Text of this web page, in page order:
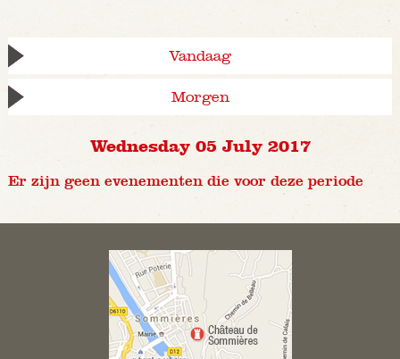
Vandaag
Morgen
Wednesday 05 July 2017
Er zijn geen evenementen die voor deze periode